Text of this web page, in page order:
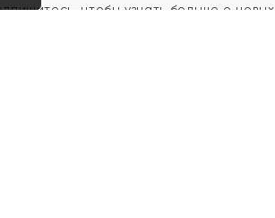
чтобы узнать больше о новых